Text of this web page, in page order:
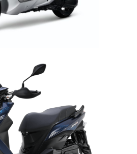
125 CCM »
125I AC CBS
VČ DPH